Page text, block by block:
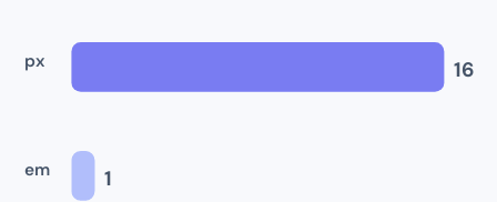
px 16
em 1